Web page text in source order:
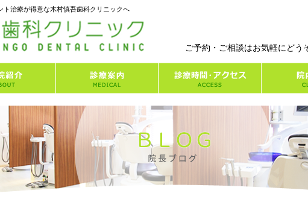
治療が得意な木村慎吾歯科クリニックへ
ご予約・ご相談はお気軽にどう